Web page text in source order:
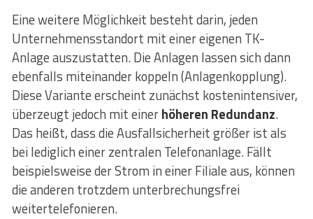
Eine weitere Möglichkeit besteht darin, jeden
Unternehmensstandort mit einer eigenen TK-
Anlage auszustatten. Die Anlagen lassen sich dann
ebenfalls miteinander koppeln (Anlagenkopplung).
Diese Variante erscheint zunächst kostenintensiver,
überzeugt jedoch mit einerhöheren Redundanz.
Das heißt, dass die Ausfallsicherheit größer ist als
bei lediglich einer zentralen Telefonanlage. Fällt
beispielsweise der Strom in einer Filiale aus, können
die anderen trotzdem unterbrechungsfrei
weitertelefonieren.